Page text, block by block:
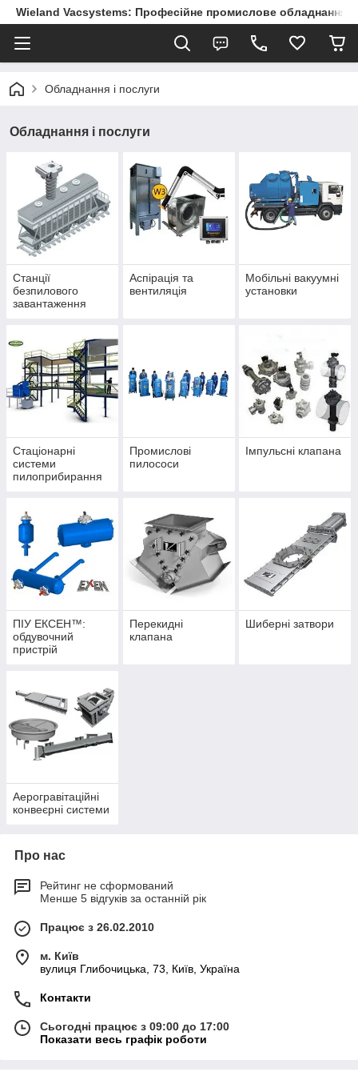
Wieland Vacsystems: Професійне промислове обладнання
Обладнання і послуги
Обладнання і послуги
Станції
безпилового
завантаження
Аспірація та
вентиляція
Мобільні вакуумні
установки
Стаціонарні
системи
пилоприбирання
Промислові
пилососи
Імпульсні клапана
ПІУ ЕКСЕН™:
обдувочний
пристрій
Перекидні
клапана
Шиберні затвори
Аерогравітаційні
конвеєрні системи
Про нас
Рейтинг не сформований
Менше 5 відгуків за останній рік
Працює з 26.02.2010
м. Київ
вулиця Глибочицька, 73, Київ, Україна
Контакти
Сьогодні працює з 09:00 до 17:00
Показати весь графік роботи